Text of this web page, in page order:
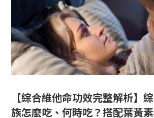
【綜合維他命功效完整解析】
族怎麼吃、何時吃？搭配葉黃